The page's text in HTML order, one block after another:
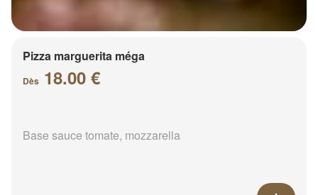
Pizza marguerita méga
Dès 18.00 €
Base sauce tomate, mozzarella